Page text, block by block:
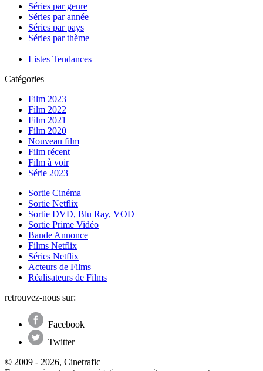
Séries par genre
Séries par année
Séries par pays
Séries par thème
Listes Tendances
Catégories
Film 2023
Film 2022
Film 2021
Film 2020
Nouveau film
Film récent
Film à voir
Série 2023
Sortie Cinéma
Sortie Netflix
Sortie DVD, Blu Ray, VOD
Sortie Prime Vidéo
Bande Annonce
Films Netflix
Séries Netflix
Acteurs de Films
Réalisateurs de Films
retrouvez-nous sur:
Facebook
Twitter
© 2009 - 2026, Cinetrafic